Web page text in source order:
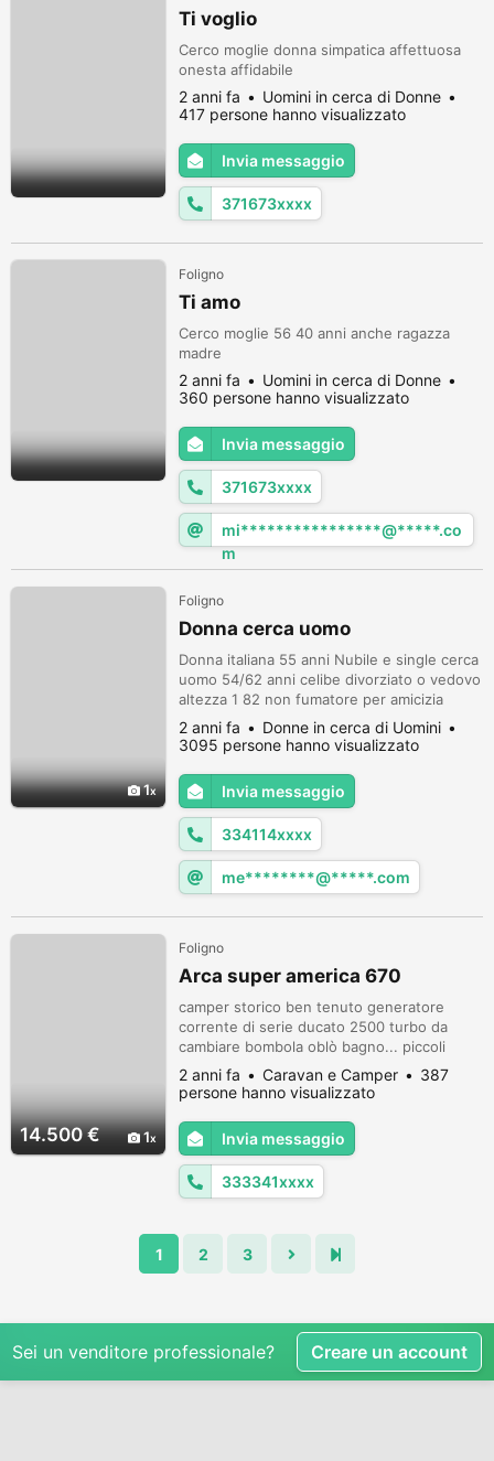
Ti voglio
Cerco moglie donna simpatica affettuosa
onesta affidabile
2 anni fa
Uomini in cerca di Donne
417 persone hanno visualizzato
Invia messaggio
371673xxxx
Foligno
Ti amo
Cerco moglie 56 40 anni anche ragazza
madre
2 anni fa
Uomini in cerca di Donne
360 persone hanno visualizzato
Invia messaggio
371673xxxx
mi****************@*****.co
m
1
Foligno
Donna cerca uomo
Donna italiana 55 anni Nubile e single cerca
uomo 54/62 anni celibe divorziato o vedovo
altezza 1 82 non fumatore per amicizia
finalizzata a una eventuale Convivenza o
Matrimonio
2 anni fa
Donne in cerca di Uomini
3095 persone hanno visualizzato
Invia messaggio
334114xxxx
me********@*****.com
14.500 € 1
Foligno
Arca super america 670
camper storico ben tenuto generatore
corrente di serie ducato 2500 turbo da
cambiare bombola oblò bagno... piccoli
lavori
2 anni fa Caravan e Camper
387
persone hanno visualizzato
Invia messaggio
333341xxxx
1 2 3
Sei un venditore professionale? Creare un account